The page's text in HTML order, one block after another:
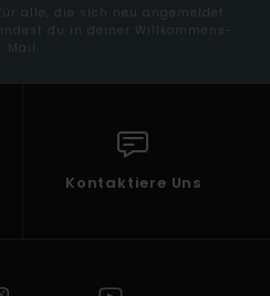
alle, die sich neu angemeldet
du in deiner Willkommens-
Mail
Kontaktiere Uns